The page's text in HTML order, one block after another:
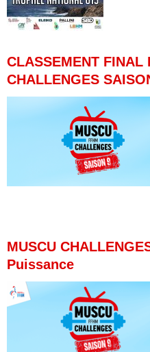
CLASSEMENT FINAL
CHALLENGES
MUSCU
Puissance